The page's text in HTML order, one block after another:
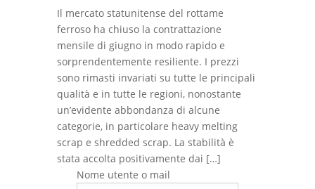
Il mercato statunitense del rottame
ferroso ha chiuso la contrattazione
mensile di giugno in modo rapido e
sorprendentemente resiliente. I prezzi
sono rimasti invariati su tutte le principali
qualità e in tutte le regioni, nonostante
un’evidente abbondanza di alcune
categorie, in particolare heavy melting
scrap e shredded scrap. La stabilità è
stata accolta positivamente dai […]
Nome utente o mail